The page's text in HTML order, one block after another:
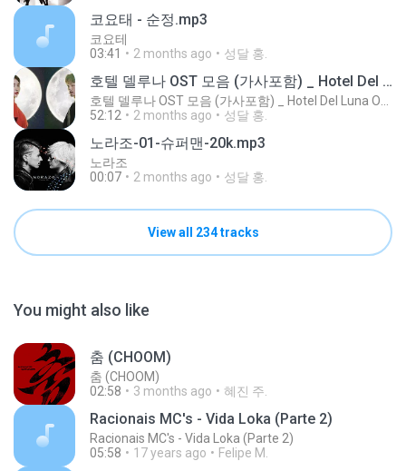
코요태 - 순정.mp3
코요테
03:41
2 months ago 성달 홍.
호텔 델루나 OST 모음 (가사포함) _ Hotel Del Luna OST Playlist (Korean Lyrics)
52:12
2 months ago 성달 홍.
노라조-01-슈퍼맨-20k.mp3
노라조
00:07
2 months ago 성달 홍.
View all 234 tracks
You might also like
춤 (CHOOM)
춤 (CHOOM)
02:58
3 months ago 혜진 주.
Racionais MC's - Vida Loka (Parte 2)
Racionais MC's - Vida Loka (Parte 2)
05:58
17 years ago Felipe M.